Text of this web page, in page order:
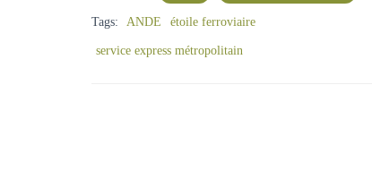
Tags: ANDE étoile ferroviaire
service express métropolitain